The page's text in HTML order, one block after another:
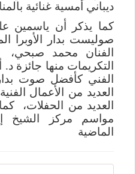
ديباني أمسية غنائية
كما يذكر أن ياسمين
صوليست بدار الأوبرا
الفنان محمد
التكريمات منها جائزة
الفني كأفضل صوت بدار
العديد من الأعمال
العديد من الحفلات،
مواسم مركز الشيخ
الماضية